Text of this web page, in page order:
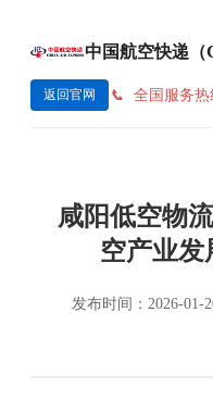
中国航空快递（
返回官网 全国服务热
咸阳低空物
空产业发
发布时间：2026-01-